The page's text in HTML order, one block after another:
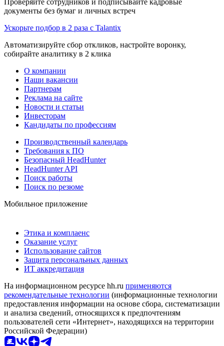
документы без бумаг и личных встреч
Ускорьте подбор в 2 раза с Talantix
Автоматизируйте сбор откликов, настройте воронку,
собирайте аналитику в 2 клика
О компании
Наши вакансии
Партнерам
Реклама на сайте
Новости и статьи
Инвесторам
Кандидаты по профессиям
Производственный календарь
Требования к ПО
Безопасный HeadHunter
HeadHunter API
Поиск работы
Поиск по резюме
Мобильное приложение
Этика и комплаенс
Оказание услуг
Использование сайтов
Защита персональных данных
ИТ аккредитация
На информационном ресурсе hh.ru применяются
рекомендательные технологии (информационные технологии
предоставления информации на основе сбора, систематизации
и анализа сведений, относящихся к предпочтениям
пользователей сети «Интернет», находящихся на территории
Российской Федерации)